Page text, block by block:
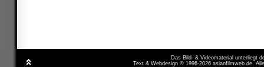
Das Bild- & Videomaterial unterliegt
Text & Webdesign © 1996-2026 asianfilmweb.de.